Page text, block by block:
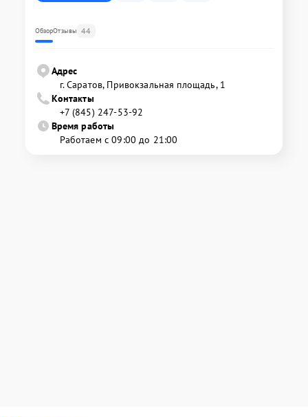
ОбзорОтзывы 44
Адрес
г. Саратов, Привокзальная площадь, 1
Контакты
+7 (845) 247-53-92
Время работы
Работаем с 09:00 до 21:00